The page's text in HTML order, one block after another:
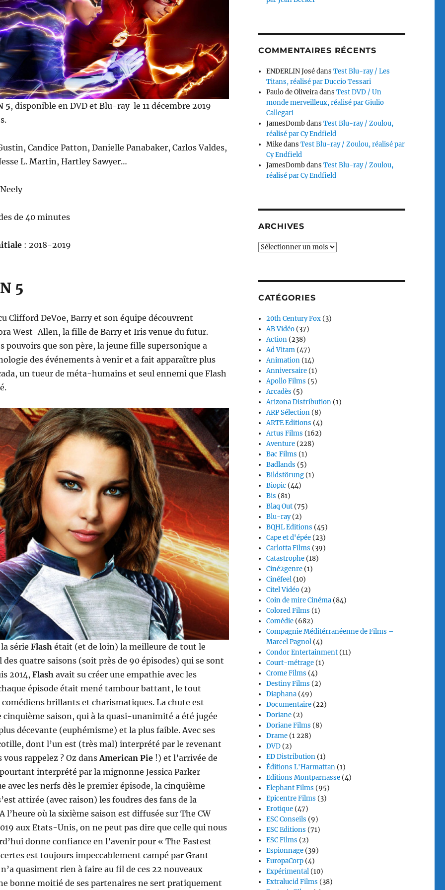
5, disponible en DVD et Blu-ray le 11 décembre 2019
Candice Patton, Danielle Panabaker, Carlos Valdes,
L. Martin, Hartley Sawyer…
de 40 minutes
: 2018-2019
5
Clifford DeVoe, Barry et son équipe découvrent
West-Allen, la fille de Barry et Iris venue du futur.
pouvoirs que son père, la jeune fille supersonique a
des événements à venir et a fait apparaître plus
un tueur de méta-humains et seul ennemi que Flash
série Flash était (et de loin) la meilleure de tout le
des quatre saisons (soit près de 90 épisodes) qui se sont
2014, Flash avait su créer une empathie avec les
épisode était mené tambour battant, le tout
brillants et charismatiques. La chute est
cinquième saison, qui à la quasi-unanimité a été jugée
décevante (euphémisme) et la plus faible. Avec ses
dont l’un est (très mal) interprété par le revenant
rappelez ? Oz dans American Pie!) et l’arrivée de
interprété par la mignonne Jessica Parker
avec les nerfs dès le premier épisode, la cinquième
attirée (avec raison) les foudres des fans de la
l’heure où la sixième saison est diffusée sur The CW
aux Etats-Unis, on ne peut pas dire que celle qui nous
donne confiance en l’avenir pour « The Fastest
est toujours impeccablement campé par Grant
quasiment rien à faire au fil de ces 22 nouveaux
bonne moitié de ses partenaires ne sert pratiquement
COMMENTAIRES RÉCENTS
ENDERLIN JosédansTest Blu-ray / Les
Titans, réalisé par Duccio Tessari
Paulo de OliveiradansTest DVD / Un
monde merveilleux, réalisé par Giulio
Callegari
JamesDombdansTest Blu-ray / Zoulou,
réalisé par Cy Endfield
MikedansTest Blu-ray / Zoulou, réalisé par
Cy Endfield
JamesDombdansTest Blu-ray / Zoulou,
réalisé par Cy Endfield
ARCHIVES
Archives
CATÉGORIES
20th Century Fox (3)
AB Vidéo (37)
Action (238)
Ad Vitam (47)
Animation (14)
Anniversaire (1)
Apollo Films (5)
Arcadès (5)
Arizona Distribution (1)
ARP Sélection (8)
ARTE Editions (4)
Artus Films (162)
Aventure (228)
Bac Films (1)
Badlands (5)
Bildstörung (1)
Biopic (44)
Bis (81)
Blaq Out (75)
Blu-ray(2)
BQHL Editions (45)
Cape et d'épée (23)
Carlotta Films (39)
Catastrophe (18)
Ciné2genre (1)
Cinéfeel (10)
Citel Vidéo (2)
Coin de mire Cinéma (84)
Colored Films (1)
Comédie (682)
Compagnie Méditérranéenne de Films –
Marcel Pagnol (4)
Condor Entertainment (11)
Court-métrage (1)
Crome Films (4)
Destiny Films (2)
Diaphana (49)
Documentaire (22)
Doriane (2)
Doriane Films (8)
Drame (1 228)
DVD (2)
ED Distribution (1)
Éditions L'Harmattan (1)
Editions Montparnasse (4)
Elephant Films (95)
Epicentre Films (3)
Erotique (47)
ESC Conseils (9)
ESC Editions (71)
ESC Films (2)
Espionnage (39)
EuropaCorp (4)
Expérimental (10)
Extralucid Films (38)